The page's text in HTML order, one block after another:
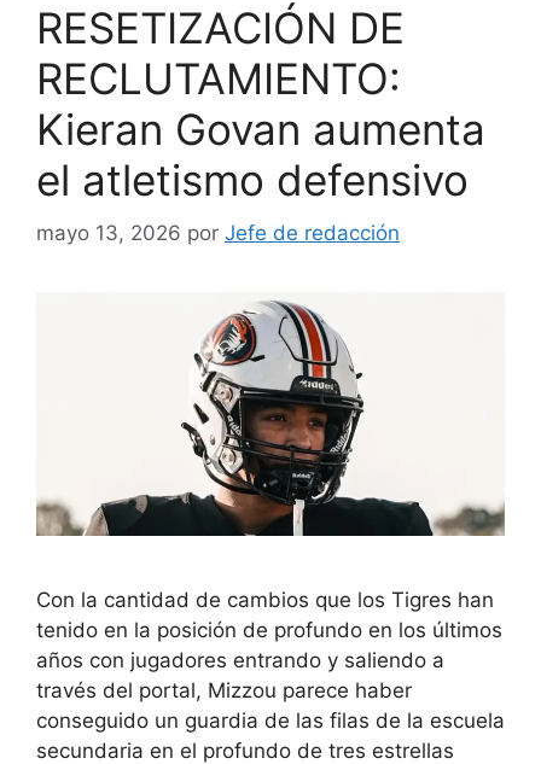
RESETIZACIÓN DE
RECLUTAMIENTO:
Kieran Govan aumenta
el atletismo defensivo
mayo 13, 2026 por Jefe de redacción
Con la cantidad de cambios que los Tigres han
tenido en la posición de profundo en los últimos
años con jugadores entrando y saliendo a
través del portal, Mizzou parece haber
conseguido un guardia de las filas de la escuela
secundaria en el profundo de tres estrellas